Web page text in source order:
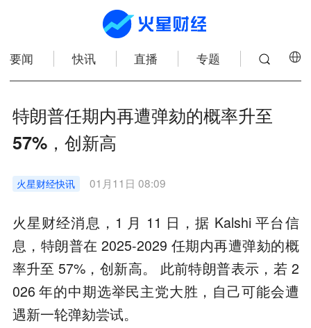
要闻 快讯 直播 专题
特朗普任期内再遭弹劾的概率升至
57%，创新高
火星财经快讯 01月11日 08:09
火星财经消息，1 月 11 日，据 Kalshi 平台信
息，特朗普在 2025-2029 任期内再遭弹劾的概
率升至 57%，创新高。 此前特朗普表示，若 2
026 年的中期选举民主党大胜，自己可能会遭
遇新一轮弹劾尝试。